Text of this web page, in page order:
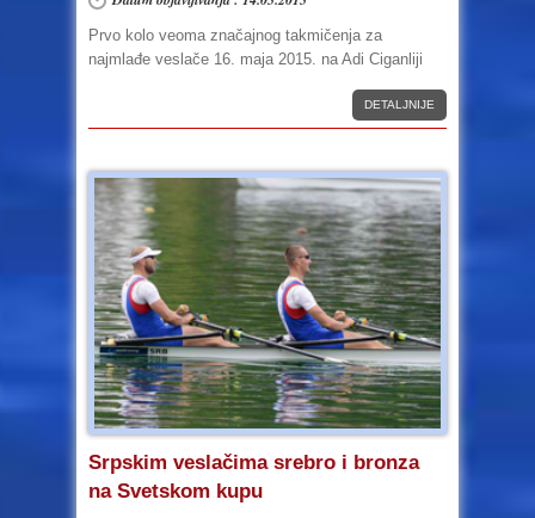
Prvo kolo veoma značajnog takmičenja za
najmlađe veslače 16. maja 2015. na Adi Ciganliji
DETALJNIJE
Srpskim veslačima srebro i bronza
na Svetskom kupu